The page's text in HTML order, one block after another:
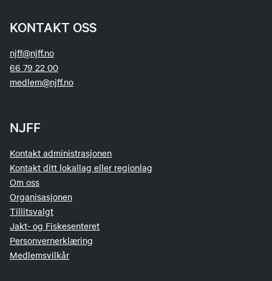
KONTAKT OSS
njff@njff.no
66 79 22 00
medlem@njff.no
NJFF
Kontakt administrasjonen
Kontakt ditt lokallag eller regionlag
Om oss
Organisasjonen
Tillitsvalgt
Jakt- og Fiskesenteret
Personvernerklæring
Medlemsvilkår